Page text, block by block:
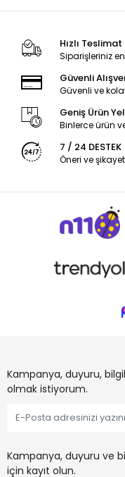
Hızlı Teslimat
Siparişleriniz
Güvenli
Güvenli ve
Geniş Ürün
Binlerce ürün
7 / 24 DESTEK
Öneri ve
Kampanya, duyuru,
olmak istiyorum.
Kampanya, duyuru ve
için kayıt olun.